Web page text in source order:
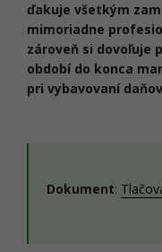
ďakuje všetkým
mimoriadne
zároveň si dovoľuje
období do konca
pri vybavovaní
Dokument: